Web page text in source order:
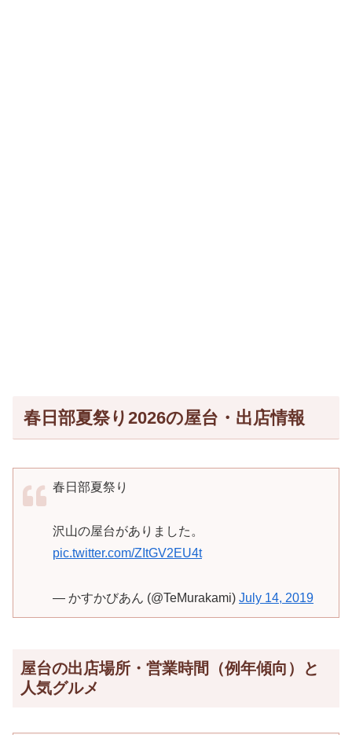
春日部夏祭り2026の屋台・出店情報
春日部夏祭り
沢山の屋台がありました。
pic.twitter.com/ZItGV2EU4t
— かすかびあん (@TeMurakami) July 14, 2019
屋台の出店場所・営業時間（例年傾向）と
人気グルメ